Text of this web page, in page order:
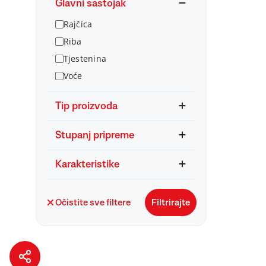
Glavni sastojak
Rajčica
Riba
Tjestenina
Voće
Tip proizvoda
Stupanj pripreme
Karakteristike
Očistite sve filtere Filtrirajte